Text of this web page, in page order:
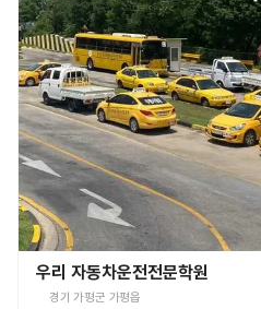
우리 자동차운전전문학원
경기 가평군 가평읍